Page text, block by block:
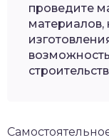
проведите